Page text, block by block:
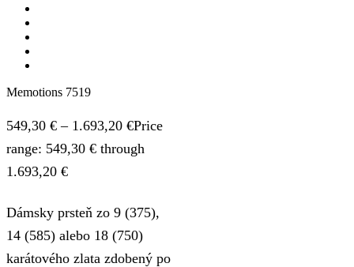
Memotions 7519
549,30 € – 1.693,20 €Price
range: 549,30 € through
1.693,20 €
Dámsky prsteň zo 9 (375),
14 (585) alebo 18 (750)
karátového zlata zdobený po